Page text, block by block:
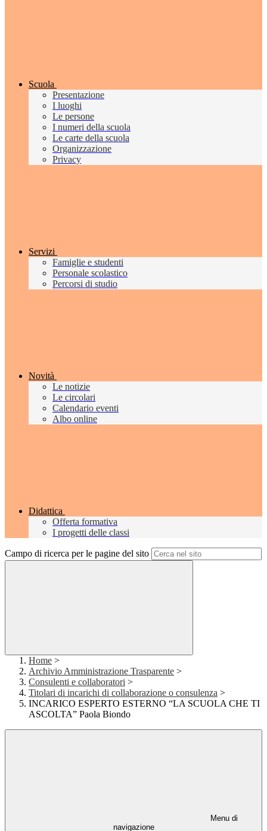
Scuola
Presentazione
I luoghi
Le persone
I numeri della scuola
Le carte della scuola
Organizzazione
Privacy
Servizi
Famiglie e studenti
Personale scolastico
Percorsi di studio
Novità
Le notizie
Le circolari
Calendario eventi
Albo online
Didattica
Offerta formativa
I progetti delle classi
Campo di ricerca per le pagine del sito
Home >
Archivio Amministrazione Trasparente >
Consulenti e collaboratori >
Titolari di incarichi di collaborazione o consulenza >
INCARICO ESPERTO ESTERNO “LA SCUOLA CHE TI
ASCOLTA” Paola Biondo
Menu di
navigazione